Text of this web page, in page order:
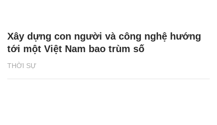
THỜI SỰ
Xây dựng con người và công nghệ hướng
tới một Việt Nam bao trùm số